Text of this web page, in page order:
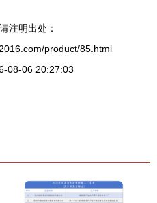
注明出处：
product/85.html
08-06 20:27:03